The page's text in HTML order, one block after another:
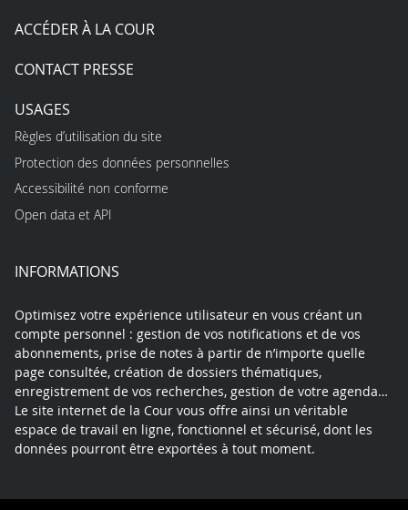
ACCÉDER À LA COUR
CONTACT PRESSE
USAGES
Règles d’utilisation du site
Protection des données personnelles
Accessibilité non conforme
Open data et API
INFORMATIONS
Optimisez votre expérience utilisateur en vous créant un
compte personnel : gestion de vos notifications et de vos
abonnements, prise de notes à partir de n’importe quelle
page consultée, création de dossiers thématiques,
enregistrement de vos recherches, gestion de votre agenda…
Le site internet de la Cour vous offre ainsi un véritable
espace de travail en ligne, fonctionnel et sécurisé, dont les
données pourront être exportées à tout moment.